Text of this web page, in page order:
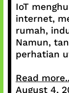
IoT
internet,
rumah,
Namun,
perhatian
Read
August 4,